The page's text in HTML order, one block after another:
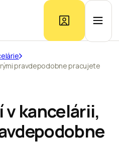
Ponuka kancelárií
Prieskum trhu
Kontakt
pravdepodobne pracujete
v kancelárii,